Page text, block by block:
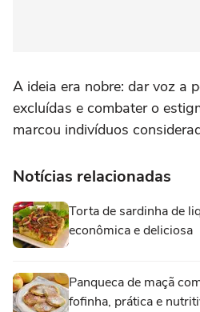
A ideia era nobre: dar voz a
excluídas e combater o
marcou indivíduos
Notícias relacionadas
Torta de sardinha de
econômica e deliciosa
Panqueca de maçã
fofinha, prática e